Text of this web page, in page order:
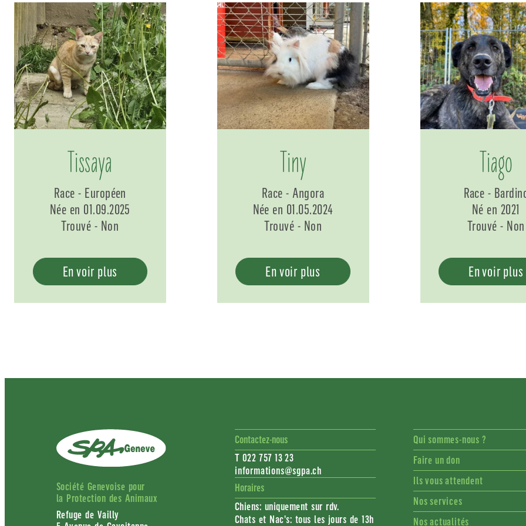
Tissaya
Race - Européen
Née en 01.09.2025
Trouvé - Non
En voir plus
Tiny
Race - Angora
Née en 01.05.2024
Trouvé - Non
En voir plus
Tiago
Race -
Né en 2021
Trouvé - Non
En voir plus
Société Genevoise pour
la Protection des Animaux
Refuge de Vailly
Contactez-nous
T 022 757 13 23
informations@sgpa.ch
Horaires
Chiens: uniquement sur rdv.
Chats et Nac's: tous les jours de 13h
Qui sommes-nous ?
Faire un don
Ils vous attendent
Nos services
Nos actualités